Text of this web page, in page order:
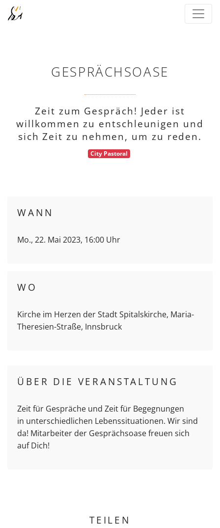
GESPRÄCHSOASE
Zeit zum Gespräch! Jeder ist
willkommen zu entschleunigen und
sich Zeit zu nehmen, um zu reden.
City Pastoral
WANN
Mo., 22. Mai 2023, 16:00 Uhr
WO
Kirche im Herzen der Stadt Spitalskirche, Maria-
Theresien-Straße, Innsbruck
ÜBER DIE VERANSTALTUNG
Zeit für Gespräche und Zeit für Begegnungen
in unterschiedlichen Lebenssituationen. Wir sind
da! Mitarbeiter der Gesprächsoase freuen sich
auf Dich!
TEILEN